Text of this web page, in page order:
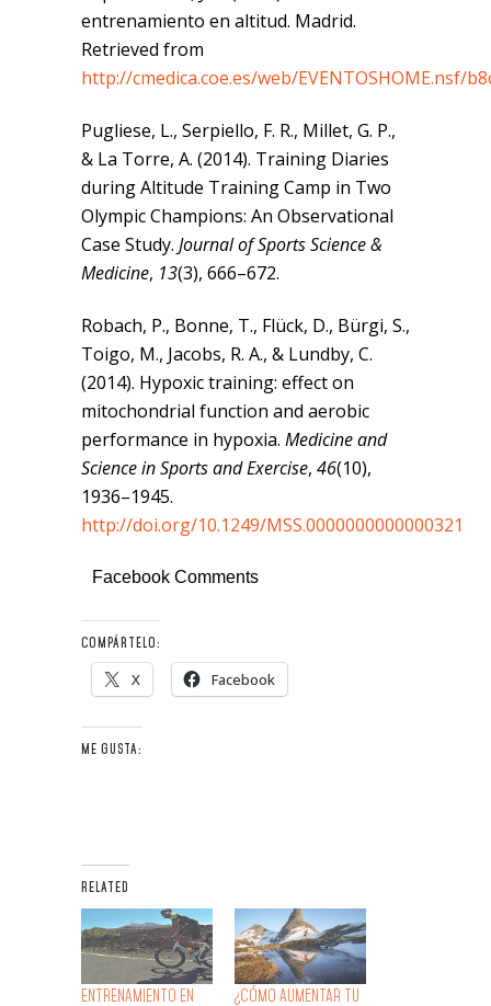
entrenamiento en altitud. Madrid.
Retrieved from
http://cmedica.coe.es/web/EVENTOSHOME.nsf/
Pugliese, L., Serpiello, F. R., Millet, G. P.,
& La Torre, A. (2014). Training Diaries
during Altitude Training Camp in Two
Olympic Champions: An Observational
Case Study. Journal of Sports Science &
Medicine, 13(3), 666–672.
Robach, P., Bonne, T., Flück, D., Bürgi, S.,
Toigo, M., Jacobs, R. A., & Lundby, C.
(2014). Hypoxic training: effect on
mitochondrial function and aerobic
performance in hypoxia. Medicine and
Science in Sports and Exercise, 46(10),
1936–1945.
http://doi.org/10.1249/MSS.0000000000000321
Facebook Comments
COMPÁRTELO:
X Facebook
ME GUSTA:
RELATED
ENTRENAMIENTO EN
¿Cómo Aumentar tu